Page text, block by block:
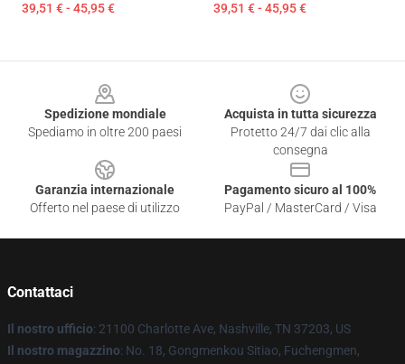
39,51 € - 45,95 € 39,51 € - 45,95 €
Spedizione mondiale
Spediamo in oltre 200 paesi
Acquista in tutta sicurezza
Protetto 24/7 dai clic alla
consegna
Garanzia internazionale
Offerto nel paese di utilizzo
Pagamento sicuro al 100%
PayPal / MasterCard / Visa
Contattaci
Il nostro ufficio: 21100 Charlotte Ave, Nashville, TN 37203, US
Il nostro magazzino: No. 18, Gongmenkou Sitiao, Fuchengmen,